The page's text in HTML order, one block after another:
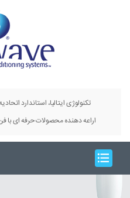
تکنولوژی ایتالیا، استاندارد
اراعه دهنده محصولات حرفه ای با